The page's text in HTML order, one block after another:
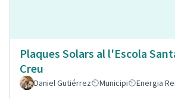
Plaques Solars al l'Escola
Creu
Daniel Gutiérrez Municipi Energia